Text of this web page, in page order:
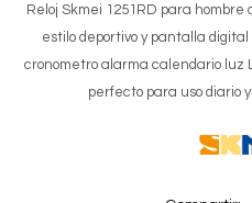
Reloj Skmei 1251RD para hombre
estilo deportivo y pantalla
cronometro alarma calendario luz
perfecto para uso diario